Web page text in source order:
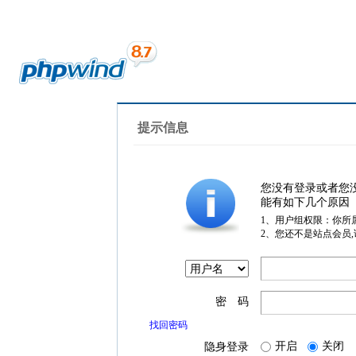
提示信息
您没有登录或者您
能有如下几个原因
1、用户组权限：你所
2、您还不是站点会员
密 码
找回密码
隐身登录 开启 关闭